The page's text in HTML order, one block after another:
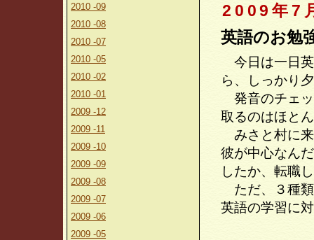
2010 -09
2010 -08
2010 -07
2010 -05
2010 -02
2010 -01
2009 -12
2009 -11
2009 -10
2009 -09
2009 -08
2009 -07
2009 -06
2009 -05
2009年7
英語のお勉
今日は一日英
ら、しっかり
発音のチェッ
取るのはほと
みさと村に来
彼が中心なん
したか、転職
ただ、３種類
英語の学習に